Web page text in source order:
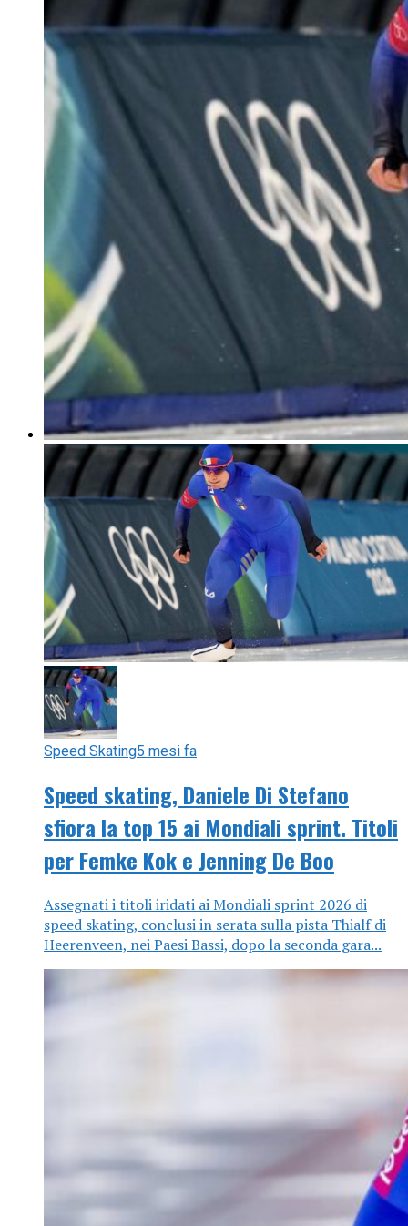
Speed Skating5 mesi fa
Speed skating, Daniele Di Stefano
sfiora la top 15 ai Mondiali sprint. Titoli
per Femke Kok e Jenning De Boo
Assegnati i titoli iridati ai Mondiali sprint 2026 di
speed skating, conclusi in serata sulla pista Thialf di
Heerenveen, nei Paesi Bassi, dopo la seconda gara...